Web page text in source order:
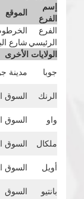
إسم
الفرع
الموقع
الفرع
الرئيسي شارع
الولايات الأخرى
جوبا
مدينة
الرنك
السوق
واو
السوق
ملكال
السوق
أويل
السوق
بانتيو
السوق